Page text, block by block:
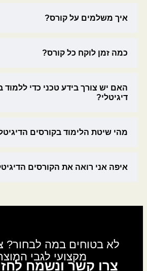
איך משלמים על קורס?
כמה זמן לוקח כל קורס?
האם יש צורך בידע טכני כדי ללמוד
דיגיטלי?
מהי שיטת הלימוד בקורסים
איפה אני רואה את הקורסים
לא בטוחים במה לבחור?
מקצועי לגבי
צרו קשר ונשמח